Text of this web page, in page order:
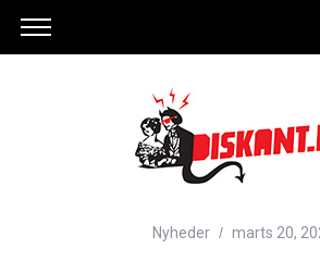
Nyheder marts 20,